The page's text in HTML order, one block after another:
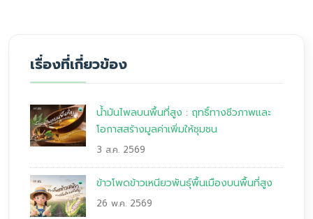
เรื่องที่เกี่ยวข้อง
น้ำมันไพลบนพื้นที่สูง : ฤทธิ์ทางชีวภาพและ
โอกาสสร้างมูลค่าเพิ่มให้ชุมชน
3 ส.ค. 2569
ข้าวโพดข้าวเหนียวพันธุ์พื้นเมืองบนพื้นที่สูง
26 พ.ค. 2569